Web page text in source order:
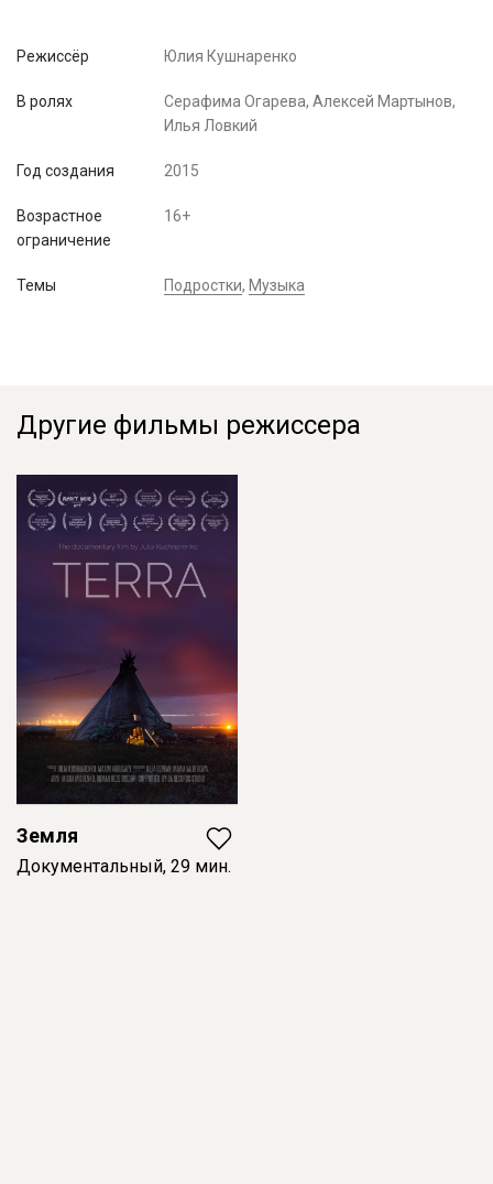
Режиссёр Юлия Кушнаренко
В ролях
Серафима Огарева, Алексей Мартынов,
Илья Ловкий
Год создания 2015
Возрастное
ограничение
16+
Темы Подростки, Музыка
Другие фильмы режиссера
Земля
Документальный, 29 мин.